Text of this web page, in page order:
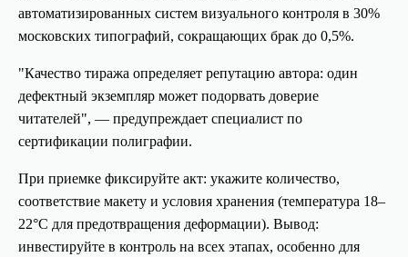
автоматизированных систем визуального контроля в 30%
московских типографий, сокращающих брак до 0,5%.
"Качество тиража определяет репутацию автора: один
дефектный экземпляр может подорвать доверие
читателей", — предупреждает специалист по
сертификации полиграфии.
При приемке фиксируйте акт: укажите количество,
соответствие макету и условия хранения (температура 18–
22°C для предотвращения деформации). Вывод:
инвестируйте в контроль на всех этапах, особенно для